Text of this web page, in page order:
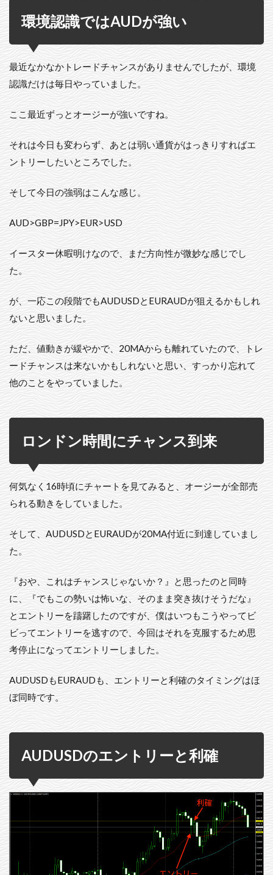
環境認識ではAUDが強い
最近なかなかトレードチャンスがありませんでしたが、環境
認識だけは毎日やっていました。
ここ最近ずっとオージーが強いですね。
それは今日も変わらず、あとは弱い通貨がはっきりすればエ
ントリーしたいところでした。
そして今日の強弱はこんな感じ。
AUD>GBP=JPY>EUR>USD
イースター休暇明けなので、まだ方向性が微妙な感じでし
た。
が、一応この段階でもAUDUSDとEURAUDが狙えるかもしれ
ないと思いました。
ただ、値動きが緩やかで、20MAからも離れていたので、トレ
ードチャンスは来ないかもしれないと思い、すっかり忘れて
他のことをやっていました。
ロンドン時間にチャンス到来
何気なく16時頃にチャートを見てみると、オージーが全部売
られる動きをしていました。
そして、AUDUSDとEURAUDが20MA付近に到達していまし
た。
『おや、これはチャンスじゃないか？』と思ったのと同時
に、『でもこの勢いは怖いな、そのまま突き抜けそうだな』
とエントリーを躊躇したのですが、僕はいつもこうやってビ
ビってエントリーを逃すので、今回はそれを克服するため思
考停止になってエントリーしました。
AUDUSDもEURAUDも、エントリーと利確のタイミングはほ
ぼ同時です。
AUDUSDのエントリーと利確